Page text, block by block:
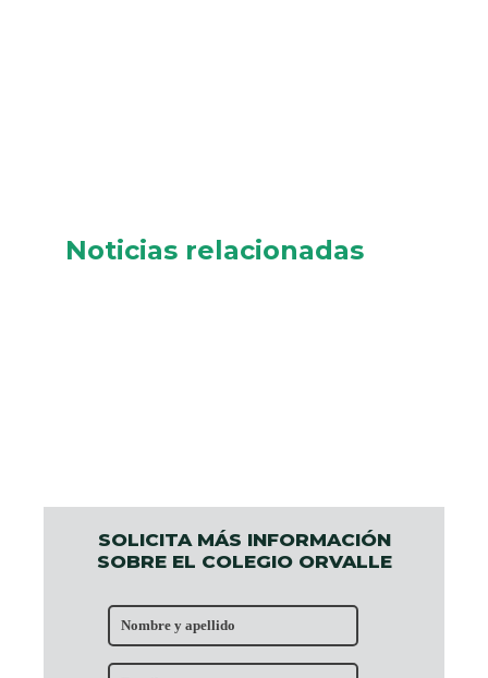
SOLICITA MÁS INFORMACIÓN
SOBRE EL COLEGIO ORVALLE
Noticias relacionadas